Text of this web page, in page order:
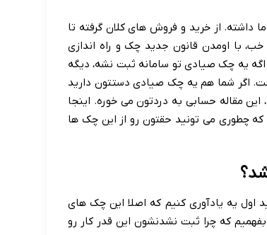
داشته. از خرید و فروش های کلان گرفته تا
با اومدن قانون جدید چک و راه اندازی
یه چک صیادی تو سامانه ثبت نشه، دیگه
اگر شما هم یه چک صیادی دستتون دارید
مقاله حسابی به دردتون می خوره. اینجا
که چطوری می تونید حقتون رو از این چک ها
اول یه یادآوری کنیم که اصلا این چک های
که چرا ثبت نشدنشون این قدر کار رو